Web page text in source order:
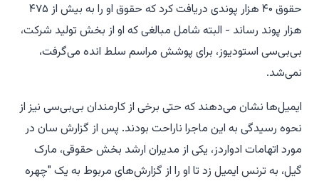
حقوق ۴۰ هزار پوندی دریافت کرد که حقوق او را به بیش از ۴۷۵
هزار پوند رساند - البته شامل مبالغی که او از بخش تولید شرکت،
بی‌بی‌سی استودیوز، برای پوشش مراسم سلط انده می‌گرفت،
نمی‌شد.
ایمیل‌ها نشان می‌دهند که حتی برخی از کارمندان بی‌بی‌سی نیز از
نحوه رسیدگی به این ماجرا ناراحت بودند. پس از گزارش سان در
مورد اتهامات ادواردز، یکی از مدیران ارشد بخش حقوقی، مارک
گیل، به ترنس ایمیل زد تا او را از گزارش‌های مربوط به یک "چهره